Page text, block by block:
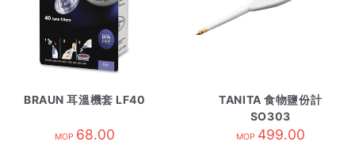
BRAUN 耳溫機套 LF40
MOP 68.00
TANITA 食物鹽份計
SO303
MOP 499.00